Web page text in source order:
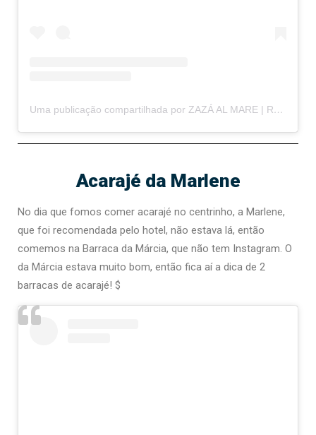
Uma publicação compartilhada por ZAZÁ AL MARE | Restaurante Arraial d’Ajuda (@zazaalmare)
Acarajé da Marlene
No dia que fomos comer acarajé no centrinho, a Marlene,
que foi recomendada pelo hotel, não estava lá, então
comemos na Barraca da Márcia, que não tem Instagram. O
da Márcia estava muito bom, então fica aí a dica de 2
barracas de acarajé! $